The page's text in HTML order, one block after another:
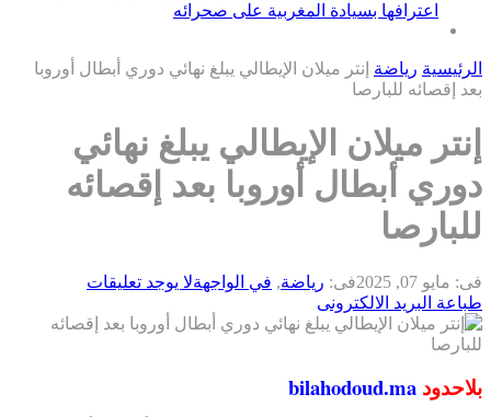
اعترافها بسيادة المغربية على صحرائه
الرئيسية رياضة إنتر ميلان الإيطالي يبلغ نهائي دوري أبطال أوروبا
بعد إقصائه للبارصا
إنتر ميلان الإيطالي يبلغ نهائي
دوري أبطال أوروبا بعد إقصائه
للبارصا
فى: مايو 07, 2025 فى: رياضة, في الواجهةلا يوجد تعليقات
طباعة البريد الالكترونى
بلاحدود